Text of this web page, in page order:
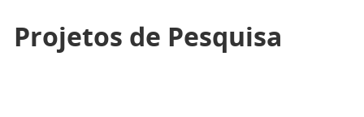
Projetos de Pesquisa